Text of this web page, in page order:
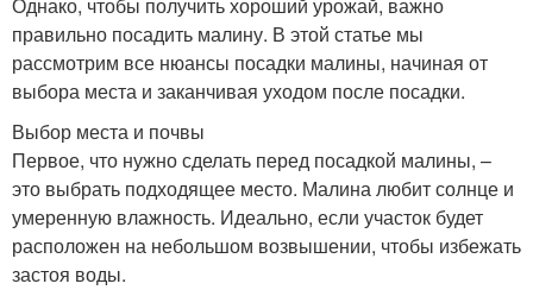
Однако, чтобы получить хороший урожай, важно
правильно посадить малину. В этой статье мы
рассмотрим все нюансы посадки малины, начиная от
выбора места и заканчивая уходом после посадки.
Выбор места и почвы
Первое, что нужно сделать перед посадкой малины, –
это выбрать подходящее место. Малина любит солнце и
умеренную влажность. Идеально, если участок будет
расположен на небольшом возвышении, чтобы избежать
застоя воды.